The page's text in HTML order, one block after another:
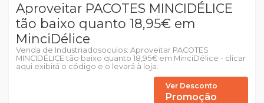
Aproveitar PACOTES MINCIDÉLICE
tão baixo quanto 18,95€ em
MinciDélice
Venda de Industriadosoculos: Aproveitar PACOTES
MINCIDÉLICE tão baixo quanto 18,95€ em MinciDélice - clicar
aqui exibirá o código e o levará à loja.
Ver Desconto
Promoção